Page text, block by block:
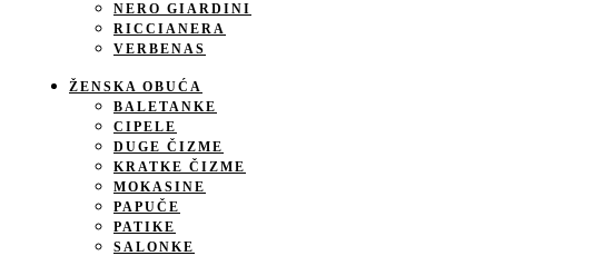
NERO GIARDINI
RICCIANERA
VERBENAS
ŽENSKA OBUĆA
BALETANKE
CIPELE
DUGE ČIZME
KRATKE ČIZME
MOKASINE
PAPUČE
PATIKE
SALONKE